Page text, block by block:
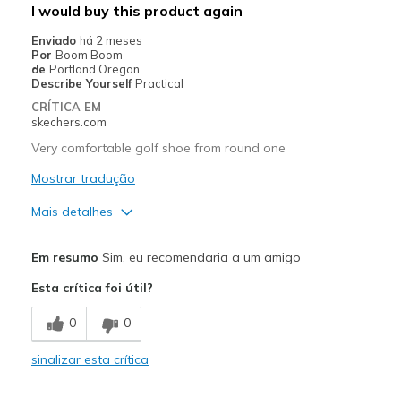
I would buy this product again
Enviado há 2 meses
Por Boom Boom
de Portland Oregon
Describe Yourself Practical
CRÍTICA EM
skechers.com
Very comfortable golf shoe from round one
Mostrar tradução
Mais detalhes
Stylish
Width
Sizing
Feels true to size
Em resumo Sim, eu recomendaria a um amigo
Esta crítica foi útil?
0 0
sinalizar esta crítica